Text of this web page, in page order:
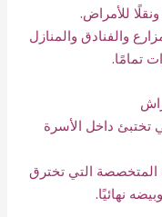
للأمراض.
والفنادق والمنازل
تمامًا.
تختبئ داخل الأسرة
المتخصصة التي تخترق
نهائيًا.